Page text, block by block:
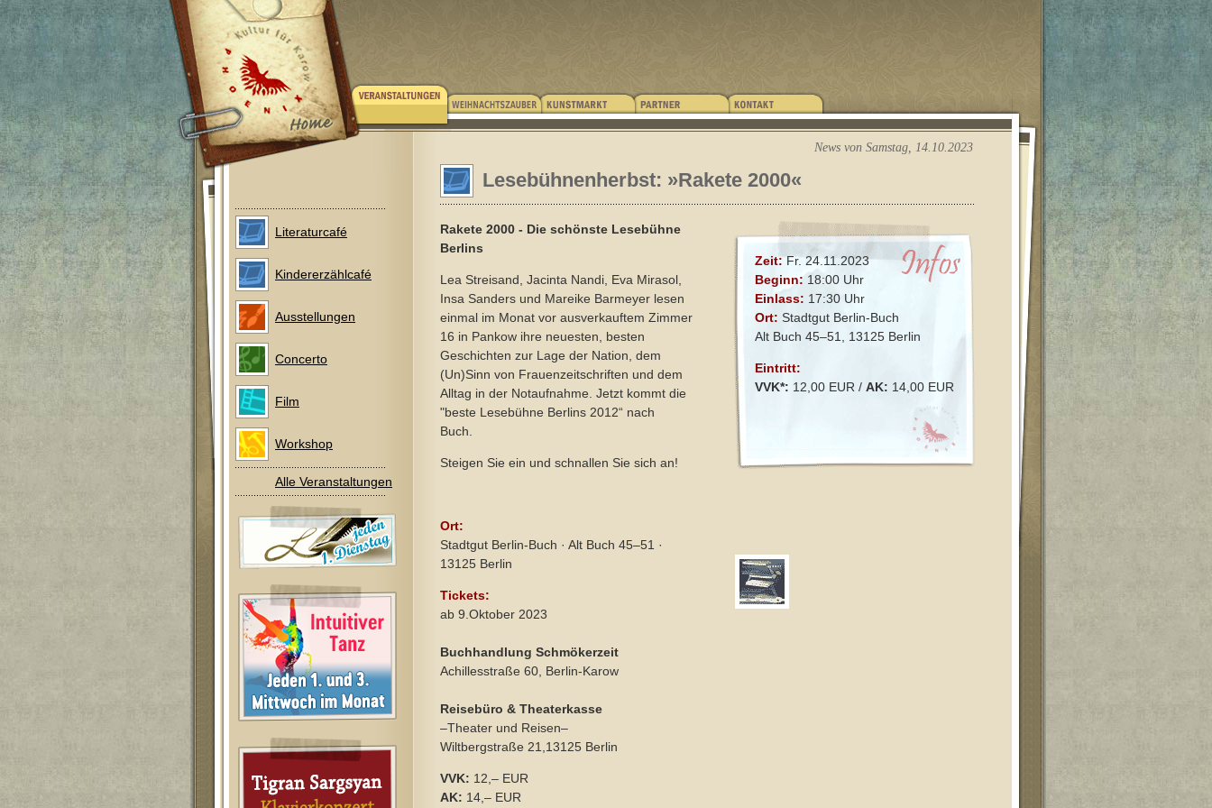
Literaturcafé
Kindererzählcafé
Ausstellungen
Concerto
Film
Workshop
Alle Veranstaltungen
News von Samstag, 14.10.2023
Lesebühnenherbst: »Rakete 2000«
Rakete 2000 - Die schönste Lesebühne
Berlins
Lea Streisand, Jacinta Nandi, Eva Mirasol,
Insa Sanders und Mareike Barmeyer lesen
einmal im Monat vor ausverkauftem Zimmer
16 in Pankow ihre neuesten, besten
Geschichten zur Lage der Nation, dem
(Un)Sinn von Frauenzeitschriften und dem
Alltag in der Notaufnahme. Jetzt kommt die
"beste Lesebühne Berlins 2012“ nach
Buch.
Steigen Sie ein und schnallen Sie sich an!
Ort:
Stadtgut Berlin-Buch · Alt Buch 45–51 ·
13125 Berlin
Tickets:
ab 9.Oktober 2023
Buchhandlung Schmökerzeit
Achillesstraße 60, Berlin-Karow
Reisebüro & Theaterkasse
–Theater und Reisen–
Wiltbergstraße 21,13125 Berlin
VVK: 12,– EUR
AK: 14,– EUR
Zeit:Fr. 24.11.2023
Beginn: 18:00 Uhr
Einlass: 17:30 Uhr
Ort: Stadtgut Berlin-Buch
Alt Buch 45–51, 13125 Berlin
Eintritt:
VVK*: 12,00 EUR / AK: 14,00 EUR